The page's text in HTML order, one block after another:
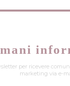
per ricevere
marketing via e-